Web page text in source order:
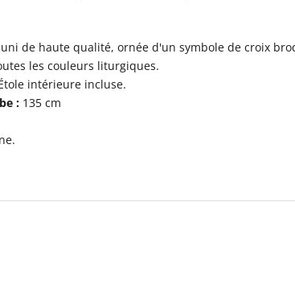
de haute qualité, ornée d'un symbole de croix
les couleurs liturgiques.
intérieure incluse.
: 135 cm